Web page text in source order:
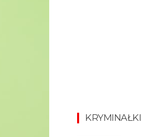
KRYMINAŁKI